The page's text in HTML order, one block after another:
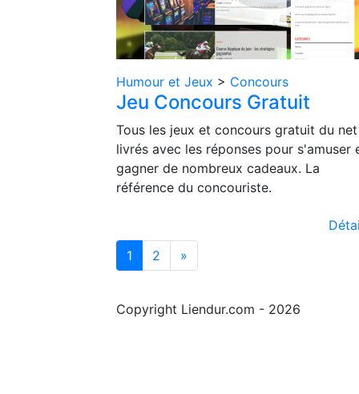
Humour et Jeux > Concours
Jeu Concours Gratuit
Tous les jeux et concours gratuit du net
livrés avec les réponses pour s'amuser
gagner de nombreux cadeaux. La
référence du concouriste.
1
2 »
Copyright Liendur.com - 2026